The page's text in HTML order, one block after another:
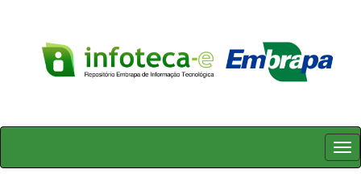
Skip